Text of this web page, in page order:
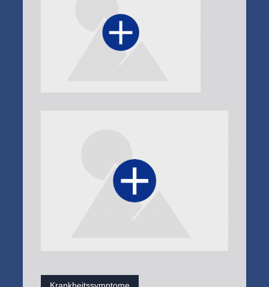
Krankheitssymptome